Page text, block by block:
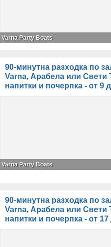
Varna Party Boats
90-минутна разходка по
Varna, Арабела или Свети
напитки и почерпка - от 9
Varna Party Boats
90-минутна разходка по
Varna, Арабела или Свети
напитки и почерпка - от